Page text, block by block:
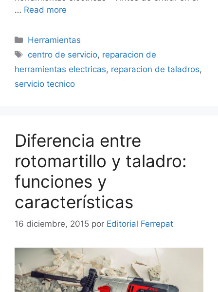
… Read more
Categorías
Herramientas
Etiquetas
centro de servicio, reparacion de
herramientas electricas, reparacion de taladros,
servicio tecnico
Diferencia entre
rotomartillo y taladro:
funciones y
características
16 diciembre, 2015 por Editorial Ferrepat